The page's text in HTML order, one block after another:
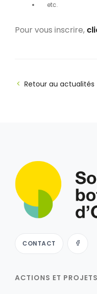
etc.
Pour vous inscrire,
Retour au actualités
CONTACT
ACTIONS ET PROJETS